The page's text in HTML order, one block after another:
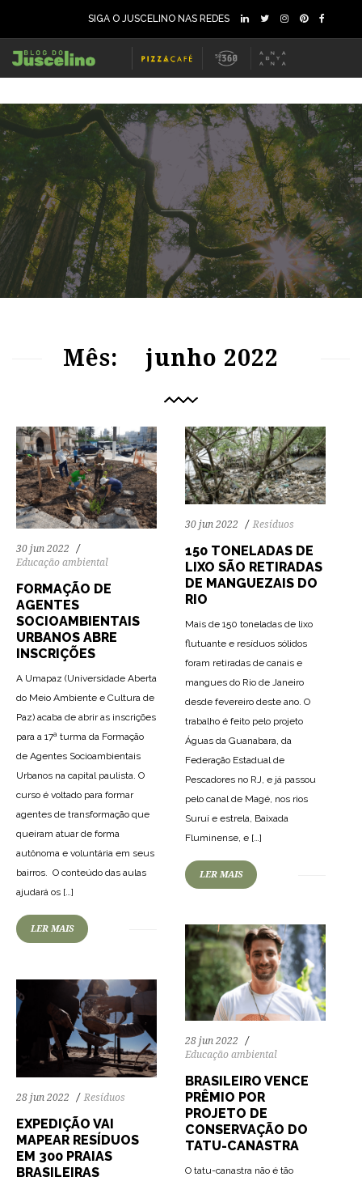
SIGA O JUSCELINO NAS REDES
Mês: junho 2022
30 jun 2022
Educação ambiental
FORMAÇÃO DE
AGENTES
SOCIOAMBIENTAIS
URBANOS ABRE
INSCRIÇÕES
A Umapaz (Universidade Aberta
do Meio Ambiente e Cultura de
Paz) acaba de abrir as inscrições
para a 17ª turma da Formação
de Agentes Socioambientais
Urbanos na capital paulista. O
curso é voltado para formar
agentes de transformação que
queiram atuar de forma
autônoma e voluntária em seus
bairros. O conteúdo das aulas
ajudará os […]
LER MAIS
30 jun 2022 Resíduos
150 TONELADAS DE
LIXO SÃO RETIRADAS
DE MANGUEZAIS DO
RIO
Mais de 150 toneladas de lixo
flutuante e resíduos sólidos
foram retiradas de canais e
mangues do Rio de Janeiro
desde fevereiro deste ano. O
trabalho é feito pelo projeto
Águas da Guanabara, da
Federação Estadual de
Pescadores no RJ, e já passou
pelo canal de Magé, nos rios
Suruí e estrela, Baixada
Fluminense, e […]
LER MAIS
28 jun 2022
Educação ambiental
BRASILEIRO VENCE
PRÊMIO POR
PROJETO DE
CONSERVAÇÃO DO
TATU-CANASTRA
O tatu-canastra não é tão
28 jun 2022 Resíduos
EXPEDIÇÃO VAI
MAPEAR RESÍDUOS
EM 300 PRAIAS
BRASILEIRAS